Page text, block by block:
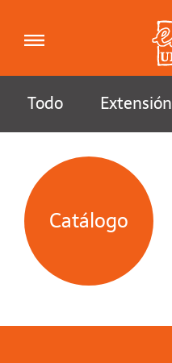
Todo Extensión
Catálogo